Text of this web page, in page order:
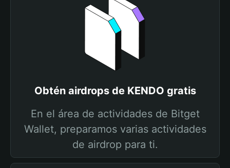
Obtén airdrops de KENDO gratis
En el área de actividades de Bitget
Wallet, preparamos varias actividades
de airdrop para ti.